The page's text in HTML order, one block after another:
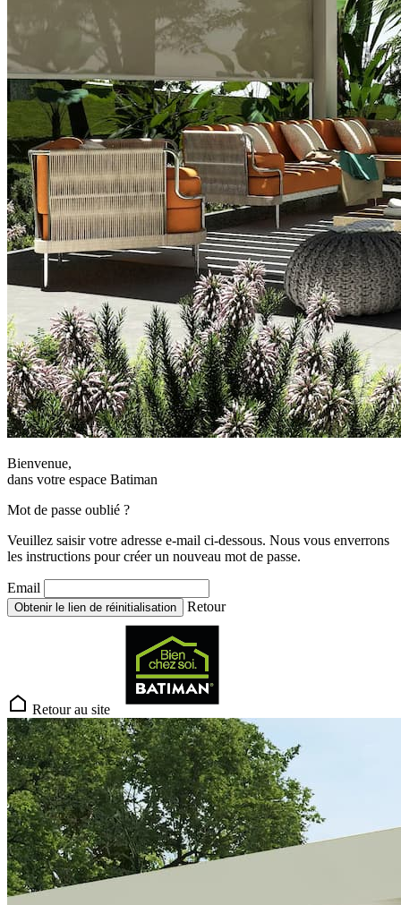
Bienvenue,
dans votre espace Batiman
Mot de passe oublié ?
Veuillez saisir votre adresse e-mail ci-dessous. Nous vous enverrons
les instructions pour créer un nouveau mot de passe.
Email
Obtenir le lien de réinitialisation Retour
Retour au site